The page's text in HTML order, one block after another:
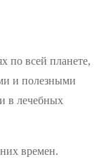
по всей планете,
и полезными
в лечебных
времен.